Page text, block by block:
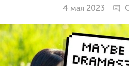
4 мая 2023